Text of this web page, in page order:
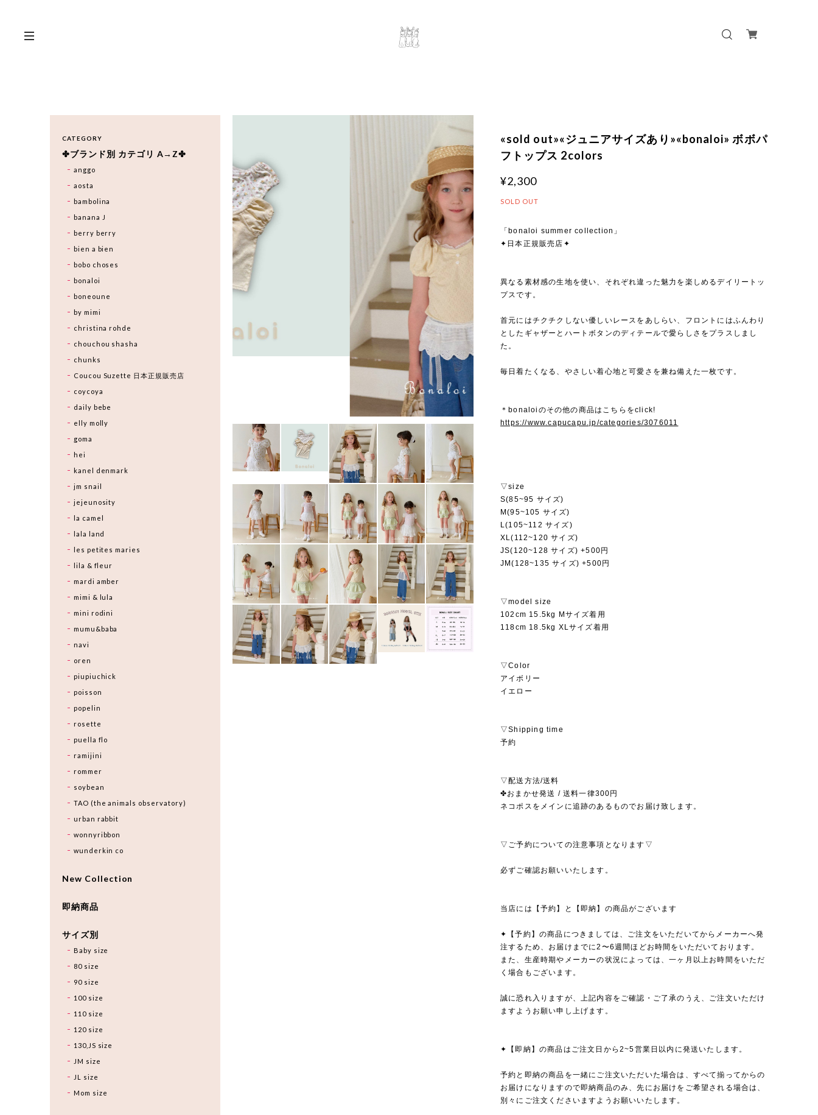
«sold out»«ジュニアサイズあり»«bonaloi» ボボパ
フトップス 2colors
¥2,300
SOLD OUT
「bonaloi summer collection」
✦日本正規販売店✦
異なる素材感の生地を使い、それぞれ違った魅力を楽しめるデイリートッ
プスです。
首元にはチクチクしない優しいレースをあしらい、フロントにはふんわり
としたギャザーとハートボタンのディテールで愛らしさをプラスしまし
た。
毎日着たくなる、やさしい着心地と可愛さを兼ね備えた一枚です。
＊bonaloiのその他の商品はこちらをclick!
https://www.capucapu.jp/categories/3076011
▽size
S(85~95 サイズ)
M(95~105 サイズ)
L(105~112 サイズ)
XL(112~120 サイズ)
JS(120~128 サイズ) +500円
JM(128~135 サイズ) +500円
▽model size
102cm 15.5kg Mサイズ着用
118cm 18.5kg XLサイズ着用
▽Color
アイボリー
イエロー
▽Shipping time
予約
▽配送方法/送料
✤おまかせ発送 / 送料一律300円
ネコポスをメインに追跡のあるものでお届け致します。
▽ご予約についての注意事項となります▽
必ずご確認お願いいたします。
当店には【予約】と【即納】の商品がございます
✦【予約】の商品につきましては、ご注文をいただいてからメーカーへ発
注するため、お届けまでに2〜6週間ほどお時間をいただいております。
また、生産時期やメーカーの状況によっては、一ヶ月以上お時間をいただ
く場合もございます。
誠に恐れ入りますが、上記内容をご確認・ご了承のうえ、ご注文いただけ
ますようお願い申し上げます。
✦【即納】の商品はご注文日から2~5営業日以内に発送いたします。
予約と即納の商品を一緒にご注文いただいた場合は、すべて揃ってからの
お届けになりますので即納商品のみ、先にお届けをご希望される場合は、
別々にご注文くださいますようお願いいたします。
CATEGORY
✤ブランド別 カテゴリ A→Z✤
anggo
aosta
bambolina
banana J
berry berry
bien a bien
bobo choses
bonaloi
boneoune
by mimi
christina rohde
chouchou shasha
chunks
Coucou Suzette 日本正規販売店
coycoya
daily bebe
elly molly
goma
hei
kanel denmark
jm snail
jejeunosity
la camel
lala land
les petites maries
lila & fleur
mardi amber
mimi & lula
mini rodini
mumu&baba
navi
oren
piupiuchick
poisson
popelin
rosette
puella flo
ramijini
rommer
soybean
TAO (the animals observatory)
urban rabbit
wonnyribbon
wunderkin co
New Collection
即納商品
サイズ別
Baby size
80 size
90 size
100 size
110 size
120 size
130,JS size
JM size
JL size
Mom size